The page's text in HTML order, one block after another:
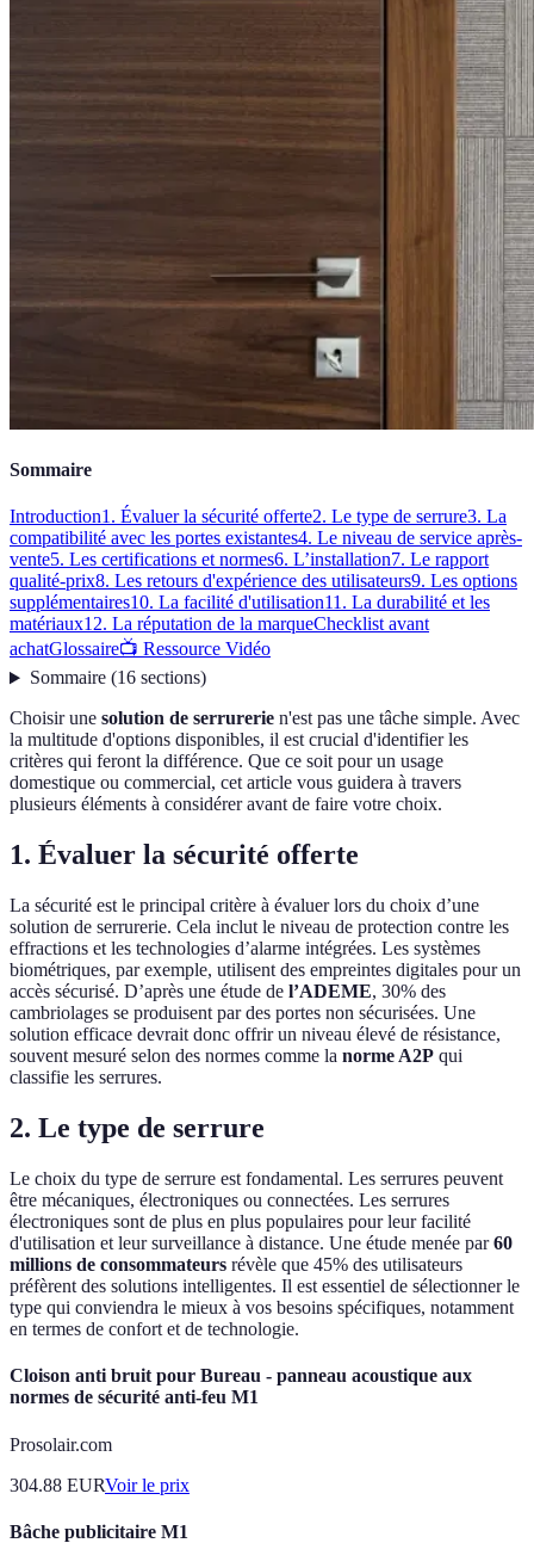
Sommaire
Introduction1. Évaluer la sécurité offerte2. Le type de serrure3. La
compatibilité avec les portes existantes4. Le niveau de service après-
vente5. Les certifications et normes6. L’installation7. Le rapport
qualité-prix8. Les retours d'expérience des utilisateurs9. Les options
supplémentaires10. La facilité d'utilisation11. La durabilité et les
matériaux12. La réputation de la marqueChecklist avant
achatGlossaire📺 Ressource Vidéo
Sommaire(16 sections)
Choisir une solution de serrurerie n'est pas une tâche simple. Avec
la multitude d'options disponibles, il est crucial d'identifier les
critères qui feront la différence. Que ce soit pour un usage
domestique ou commercial, cet article vous guidera à travers
plusieurs éléments à considérer avant de faire votre choix.
1. Évaluer la sécurité offerte
La sécurité est le principal critère à évaluer lors du choix d’une
solution de serrurerie. Cela inclut le niveau de protection contre les
effractions et les technologies d’alarme intégrées. Les systèmes
biométriques, par exemple, utilisent des empreintes digitales pour un
accès sécurisé. D’après une étude de l’ADEME, 30% des
cambriolages se produisent par des portes non sécurisées. Une
solution efficace devrait donc offrir un niveau élevé de résistance,
souvent mesuré selon des normes comme la norme A2P qui
classifie les serrures.
2. Le type de serrure
Le choix du type de serrure est fondamental. Les serrures peuvent
être mécaniques, électroniques ou connectées. Les serrures
électroniques sont de plus en plus populaires pour leur facilité
d'utilisation et leur surveillance à distance. Une étude menée par60
millions de consommateurs révèle que 45% des utilisateurs
préfèrent des solutions intelligentes. Il est essentiel de sélectionner le
type qui conviendra le mieux à vos besoins spécifiques, notamment
en termes de confort et de technologie.
Cloison anti bruit pour Bureau - panneau acoustique aux
normes de sécurité anti-feu M1
Prosolair.com
304.88 EURVoir le prix
Bâche publicitaire M1